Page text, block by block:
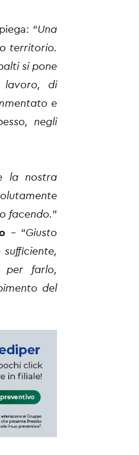
“Una
territorio.
si pone
lavoro, di
e
negli
la nostra
facendo.”
– “Giusto
per farlo,
del